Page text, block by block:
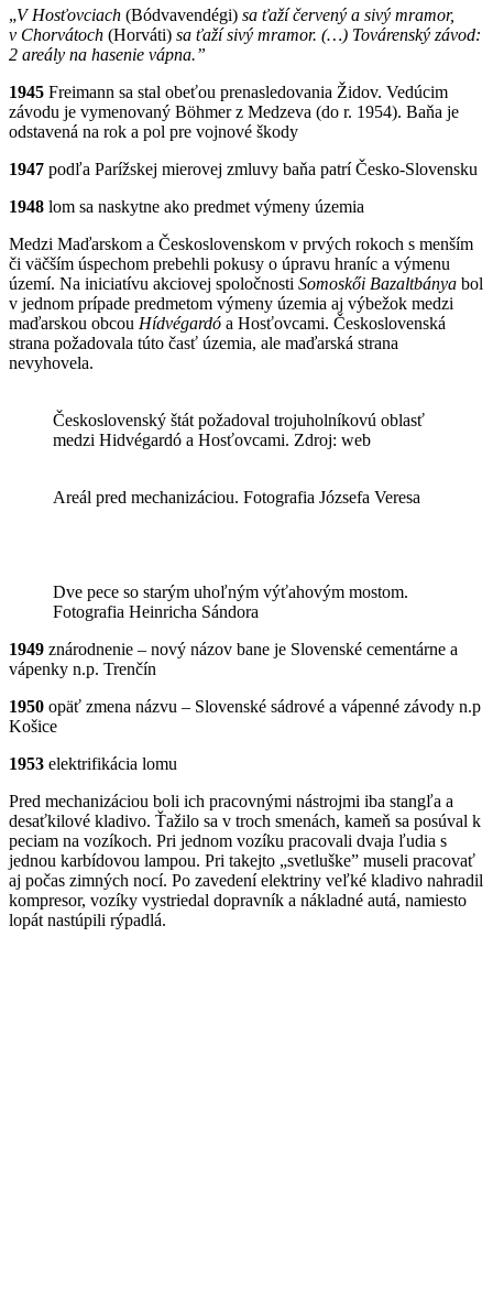
„V Hosťovciach (Bódvavendégi) sa ťaží červený a sivý mramor,
v Chorvátoch (Horváti) sa ťaží sivý mramor. (…) Továrenský závod:
2 areály na hasenie vápna.”
1945 Freimann sa stal obeťou prenasledovania Židov. Vedúcim
závodu je vymenovaný Böhmer z Medzeva (do r. 1954). Baňa je
odstavená na rok a pol pre vojnové škody
1947 podľa Parížskej mierovej zmluvy baňa patrí Česko-Slovensku
1948 lom sa naskytne ako predmet výmeny územia
Medzi Maďarskom a Československom v prvých rokoch s menším
či väčším úspechom prebehli pokusy o úpravu hraníc a výmenu
území. Na iniciatívu akciovej spoločnosti Somoskői Bazaltbánya bol
v jednom prípade predmetom výmeny územia aj výbežok medzi
maďarskou obcou Hídvégardó a Hosťovcami. Československá
strana požadovala túto časť územia, ale maďarská strana
nevyhovela.
Československý štát požadoval trojuholníkovú oblasť
medzi Hidvégardó a Hosťovcami. Zdroj: web
Areál pred mechanizáciou. Fotografia Józsefa Veresa
Dve pece so starým uhoľným výťahovým mostom.
Fotografia Heinricha Sándora
1949 znárodnenie – nový názov bane je Slovenské cementárne a
vápenky n.p. Trenčín
1950 opäť zmena názvu – Slovenské sádrové a vápenné závody n.p
Košice
1953 elektrifikácia lomu
Pred mechanizáciou boli ich pracovnými nástrojmi iba stangľa a
desaťkilové kladivo. Ťažilo sa v troch smenách, kameň sa posúval k
peciam na vozíkoch. Pri jednom vozíku pracovali dvaja ľudia s
jednou karbídovou lampou. Pri takejto „svetluške” museli pracovať
aj počas zimných nocí. Po zavedení elektriny veľké kladivo nahradil
kompresor, vozíky vystriedal dopravník a nákladné autá, namiesto
lopát nastúpili rýpadlá.